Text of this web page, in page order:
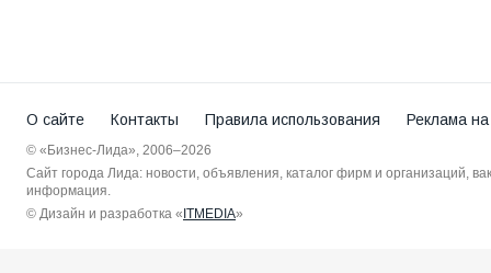
О сайте Контакты Правила использования Реклама
© «Бизнес-Лида», 2006–2026
Сайт города Лида: новости, объявления, каталог фирм и организаций,
информация.
© Дизайн и разработка « ITMEDIA»